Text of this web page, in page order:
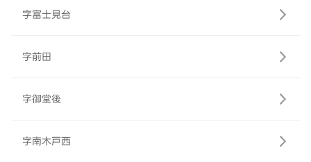
字富士見台
字前田
字御堂後
字南木戸西